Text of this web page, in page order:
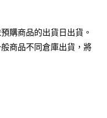
業銀行
託商業銀行
際商業銀行
業銀行
業銀行
際商業銀行
購商品的出貨日出貨。
商品不同倉庫出貨，將